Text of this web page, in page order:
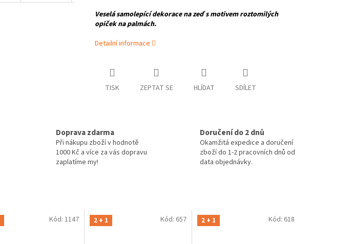
Veselá samolepící dekorace na zeďs motivem roztomilých
opiček na palmách.
Detailní informace
TISK ZEPTAT SE HLÍDAT SDÍLET
Doprava zdarma
Při nákupu zboží v hodnotě
1000 Kč a více za vás dopravu
zaplatíme my!
Doručení do 2 dnů
Okamžitá expedice a doručení
zboží do 1-2 pracovních dnů od
data objednávky.
Kód: 1147 2 + 1 Kód: 657 2 + 1 Kód: 618